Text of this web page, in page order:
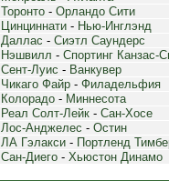
Торонто - Орландо Сити
Цинциннати - Нью-Инглэнд
Даллас - Сиэтл Саундерс
Нэшвилл - Спортинг Канзас-
Сент-Луис - Ванкувер
Чикаго Файр - Филадельфия
Колорадо - Миннесота
Реал Солт-Лейк - Сан-Хосе
Лос-Анджелес - Остин
ЛА Гэлакси - Портленд
Сан-Диего - Хьюстон Динамо